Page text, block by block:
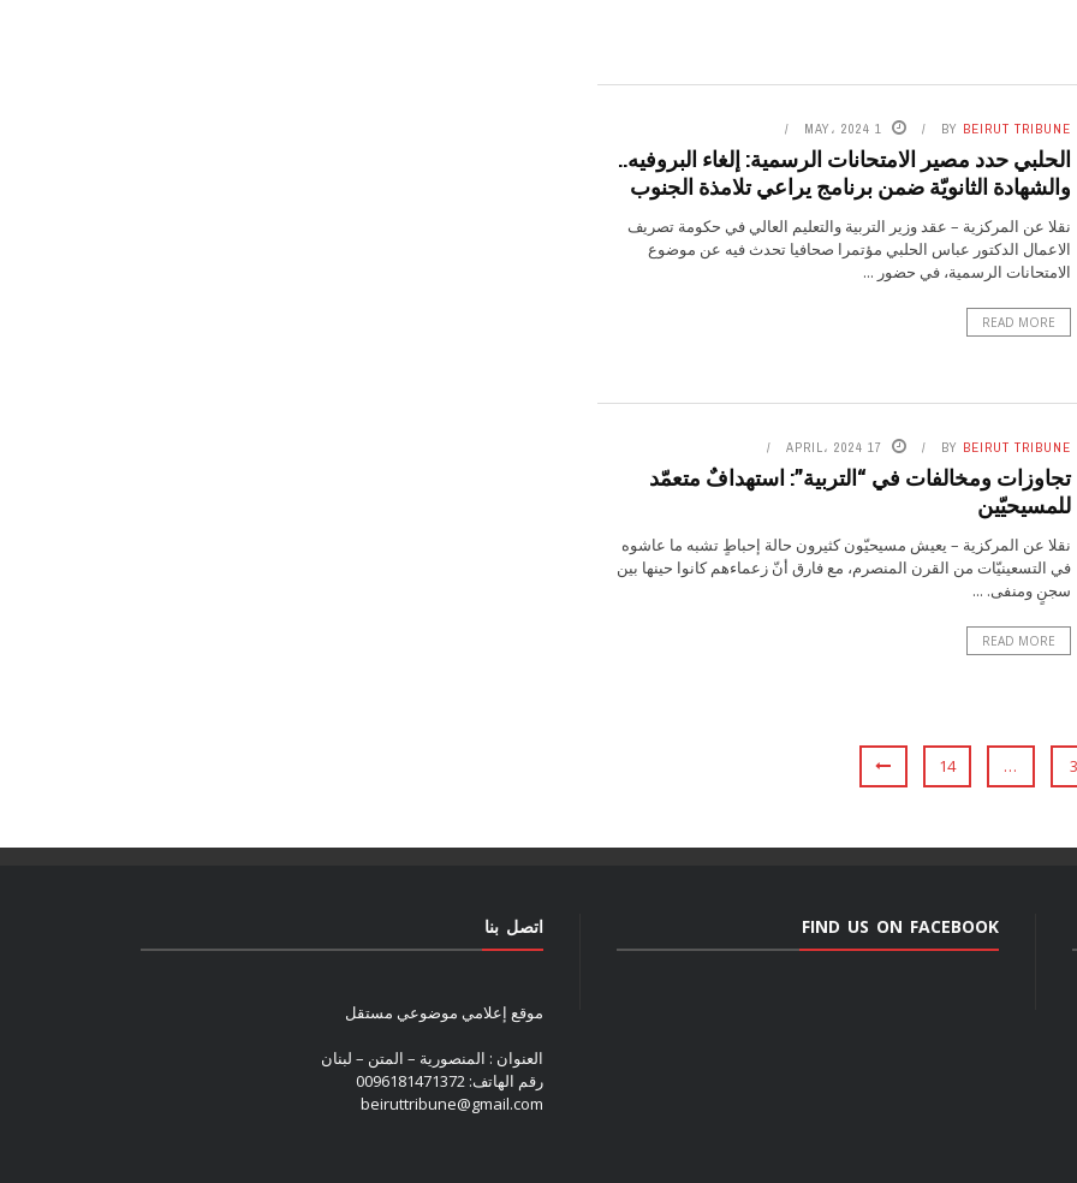
BY BEIRUT TRIBUNE 1 MAY، 2024
الحلبي حدد مصير الامتحانات الرسمية: إلغاء البروفيه..
والشهادة الثانويّة ضمن برنامج يراعي تلامذة الجنوب
نقلا عن المركزية – عقد وزير التربية والتعليم العالي في حكومة تصريف
الاعمال الدكتور عباس الحلبي مؤتمرا صحافيا تحدث فيه عن موضوع
الامتحانات الرسمية، في حضور ...
READ MORE
BY BEIRUT TRIBUNE 17 APRIL، 2024
تجاوزات ومخالفات في “التربية”: استهدافٌ متعمّد
للمسيحيّين
نقلا عن المركزية – يعيش مسيحيّون كثيرون حالة إحباطٍ تشبه ما عاشوه
في التسعينيّات من القرن المنصرم، مع فارق أنّ زعماءهم كانوا حينها بين
سجنٍ ومنفى. ...
READ MORE
3
…
14
FIND US ON FACEBOOK اتصل بنا
موقع إعلامي موضوعي مستقل
العنوان : المنصورية – المتن – لبنان
رقم الهاتف: 0096181471372
beiruttribune@gmail.com